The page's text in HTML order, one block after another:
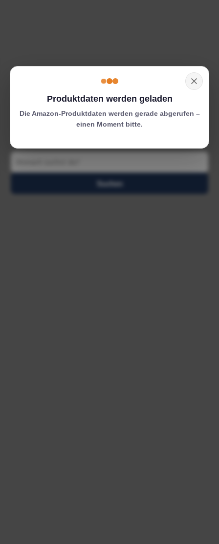
Suchen
Produktdaten werden geladen
Die Amazon-Produktdaten werden gerade abgerufen –
einen Moment bitte.